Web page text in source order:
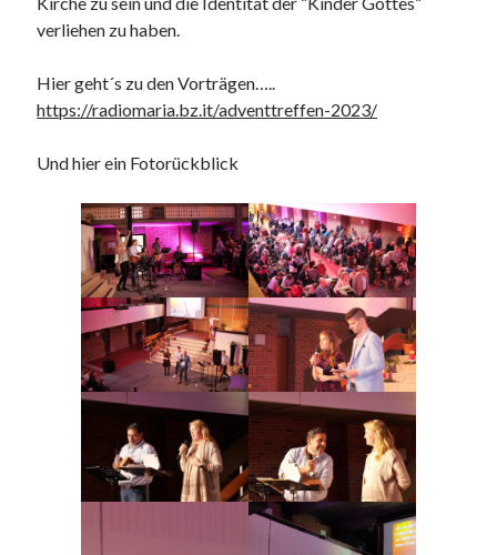
verliehen zu haben.
Hier geht´s zu den Vorträgen…..
https://radiomaria.bz.it/adventtreffen-2023/
Und hier ein Fotorückblick